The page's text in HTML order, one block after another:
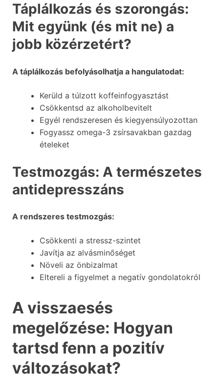
Táplálkozás és szorongás:
Mit együnk (és mit ne) a
jobb közérzetért?
A táplálkozás befolyásolhatja a hangulatodat:
Kerüld a túlzott koffeinfogyasztást
Csökkentsd az alkoholbevitelt
Egyél rendszeresen és kiegyensúlyozottan
Fogyassz omega-3 zsírsavakban gazdag
ételeket
Testmozgás: A természetes
antidepresszáns
A rendszeres testmozgás:
Csökkenti a stressz-szintet
Javítja az alvásminőséget
Növeli az önbizalmat
Eltereli a figyelmet a negatív gondolatokról
A visszaesés
megelőzése: Hogyan
tartsd fenn a pozitív
változásokat?